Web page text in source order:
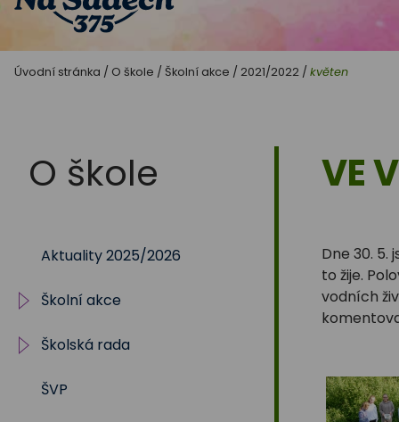
Základní
Třeboň
Sadech
375
Úvodní stránka / O škole / Školní akce / 2021/2022 / květen
VE
Dne 30. 5.
to žije.
vodních
O škole
Aktuality 2025/2026
Školní akce
2025/2026
2024/2025
Školská rada
Volby 2017
ŠVP